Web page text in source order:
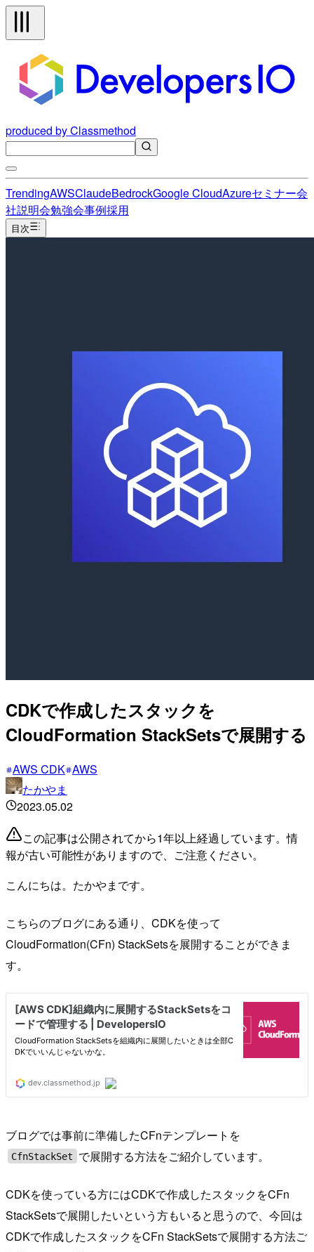
produced by Classmethod
TrendingAWSClaudeBedrockGoogle CloudAzureセミナー会
社説明会勉強会事例採用
目次
CDKで作成したスタックを
CloudFormation StackSetsで展開する
AWS CDK AWS
たかやま
2023.05.02
この記事は公開されてから1年以上経過しています。情
報が古い可能性がありますので、ご注意ください。
こんにちは。たかやまです。
こちらのブログにある通り、CDKを使って
CloudFormation(CFn) StackSetsを展開することができま
す。
ブログでは事前に準備したCFnテンプレートを
CfnStackSet で展開する方法をご紹介しています。
CDKを使っている方にはCDKで作成したスタックをCFn
StackSetsで展開したいという方もいると思うので、今回は
CDKで作成したスタックをCFn StackSetsで展開する方法ご